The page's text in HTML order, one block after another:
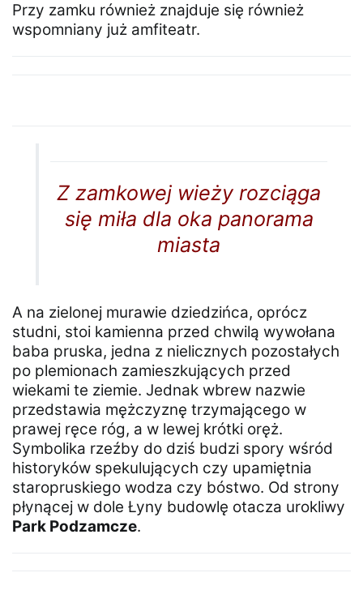
Przy zamku również znajduje się również
wspomniany już amfiteatr.
Z zamkowej wieży rozciąga
się miła dla oka panorama
miasta
A na zielonej murawie dziedzińca, oprócz
studni, stoi kamienna przed chwilą wywołana
baba pruska, jedna z nielicznych pozostałych
po plemionach zamieszkujących przed
wiekami te ziemie. Jednak wbrew nazwie
przedstawia mężczyznę trzymającego w
prawej ręce róg, a w lewej krótki oręż.
Symbolika rzeźby do dziś budzi spory wśród
historyków spekulujących czy upamiętnia
staropruskiego wodza czy bóstwo. Od strony
płynącej w dole Łyny budowlę otacza urokliwy
Park Podzamcze.